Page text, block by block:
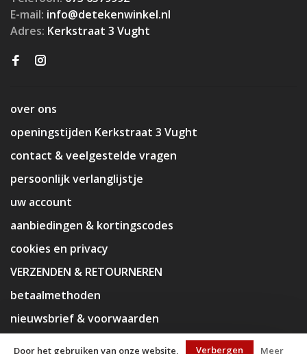
E-mail: info@detekenwinkel.nl
Adres: Kerkstraat 3 Vught
over ons
openingstijden Kerkstraat 3 Vught
contact & veelgestelde vragen
persoonlijk verlanglijstje
uw account
aanbiedingen & kortingscodes
cookies en privacy
VERZENDEN & RETOURNEREN
betaalmethoden
nieuwsbrief & voorwaarden
Door het gebruiken van onze website, Verbergen Meer